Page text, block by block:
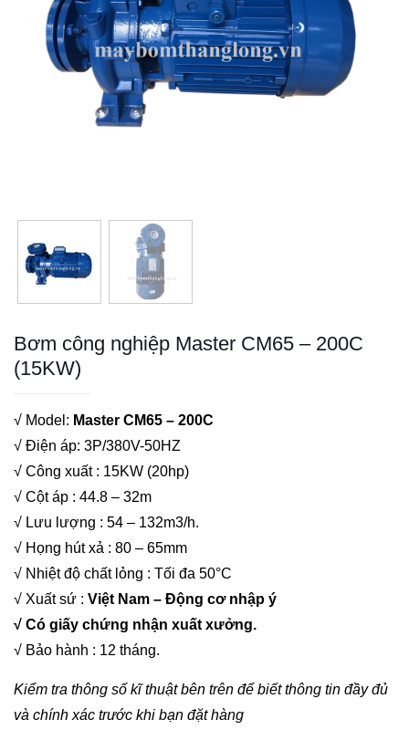
Bơm công nghiệp Master CM65 – 200C
(15KW)
√ Model: Master CM65 – 200C
√ Điện áp: 3P/380V-50HZ
√ Công xuất : 15KW (20hp)
√ Cột áp : 44.8 – 32m
√ Lưu lượng : 54 – 132m3/h.
√ Họng hút xả : 80 – 65mm
√ Nhiệt độ chất lỏng : Tối đa 50°C
√ Xuất sứ : Việt Nam – Động cơ nhập ý
√ Có giấy chứng nhận xuất xưởng.
√ Bảo hành : 12 tháng.
Kiểm tra thông số kĩ thuật bên trên để biết thông tin đầy đủ
và chính xác trước khi bạn đặt hàng